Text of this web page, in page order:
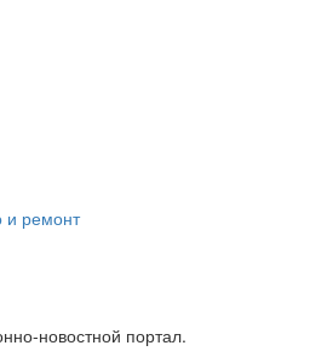
и ремонт
новостной портал.